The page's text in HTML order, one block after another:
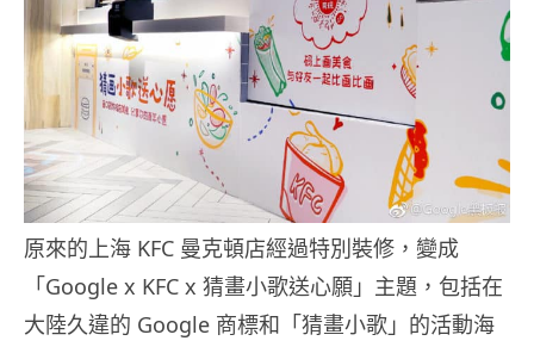
原來的上海 KFC 曼克頓店經過特別裝修，變成
「Google x KFC x 猜畫小歌送心願」主題，包括在
大陸久違的 Google 商標和「猜畫小歌」的活動海